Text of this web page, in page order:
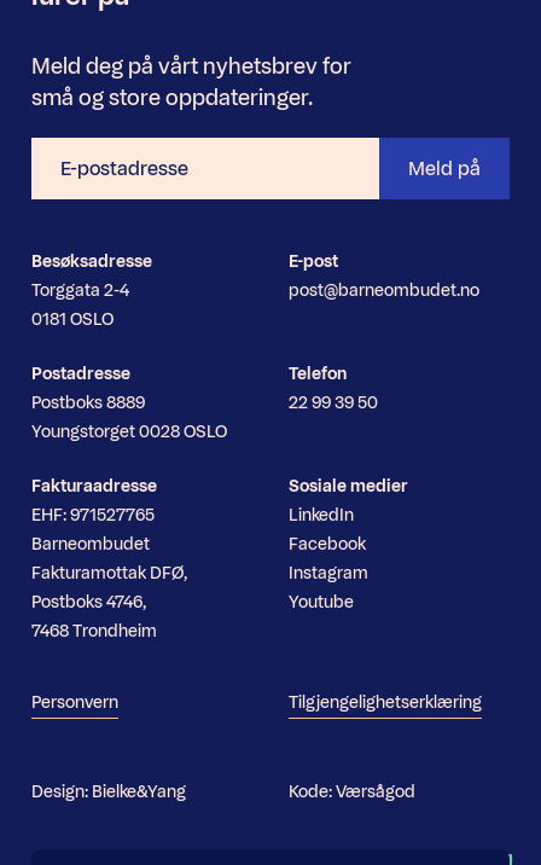
Meld deg på vårt nyhetsbrev for
små og store oppdateringer.
postadresse
Meld på
Besøksadresse
Torggata 2-4
0181 OSLO
Postadresse
Postboks 8889
Youngstorget 0028 OSLO
Fakturaadresse
EHF: 971527765
Barneombudet
Fakturamottak DFØ,
Postboks 4746,
7468 Trondheim
Personvern
E-post
post@barneombudet.no
Telefon
22 99 39 50
Sosiale medier
LinkedIn
Facebook
Instagram
Youtube
Tilgjengelighetserklæring
Design: Bielke&Yang Kode:Værsågod